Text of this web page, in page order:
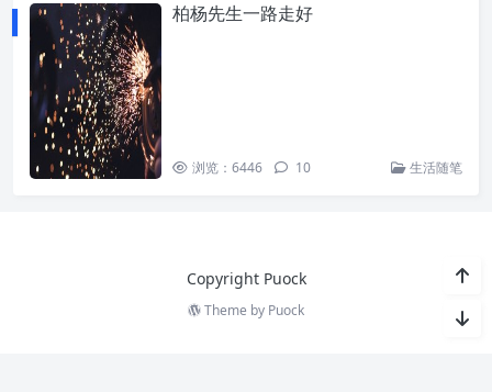
柏杨先生一路走好
浏览：6446 10 生活随笔
Copyright Puock
Theme by Puock